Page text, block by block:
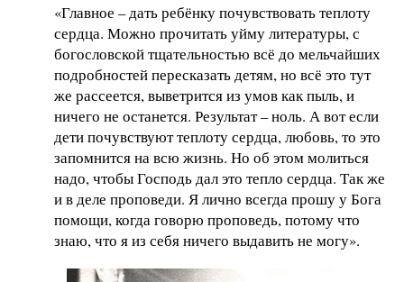
«Главное – дать ребёнку почувствовать теплоту
сердца. Можно прочитать уйму литературы, с
богословской тщательностью всё до мельчайших
подробностей пересказать детям, но всё это тут
же рассеется, выветрится из умов как пыль, и
ничего не останется. Результат – ноль. А вот если
дети почувствуют теплоту сердца, любовь, то это
запомнится на всю жизнь. Но об этом молиться
надо, чтобы Господь дал это тепло сердца. Так же
и в деле проповеди. Я лично всегда прошу у Бога
помощи, когда говорю проповедь, потому что
знаю, что я из себя ничего выдавить не могу».